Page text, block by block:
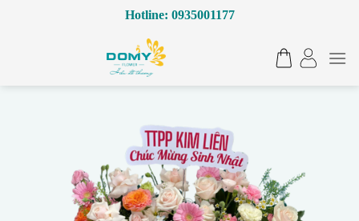
Hotline: 0935001177